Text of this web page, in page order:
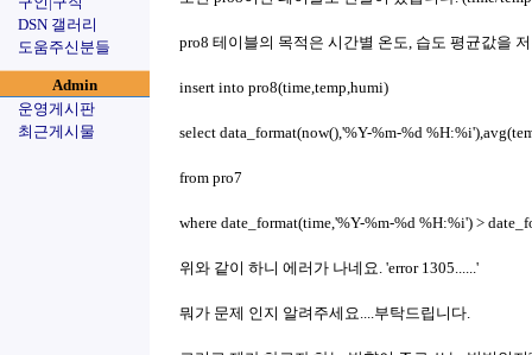
DSN 갤러리
도움주신분들
Admin
운영게시판
최근게시물
pro8 테이블의 목적은 시간별 온도, 습도 평균값을
insert into pro8(time,temp,humi)
select data_format(now(),'%Y-%m-%d
from pro7
where date_format(time,'%Y-%m-%d %H:%i') >
위와 같이 하니 에러가 나네요. 'error 1305......'
뭐가 문제 인지 알려주세요....부탁드립니다.